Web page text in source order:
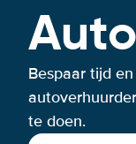
Bespaar tijd
te doen.